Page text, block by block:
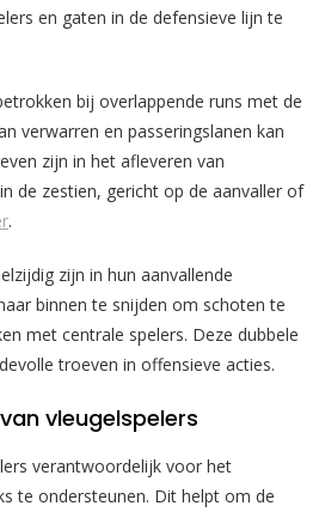
en gaten in de defensieve lijn te
bij overlappende runs met de
verwarren en passeringslanen kan
zijn in het afleveren van
de zestien, gericht op de aanvaller of
.
zijn in hun aanvallende
binnen te snijden om schoten te
met centrale spelers. Deze dubbele
troeven in offensieve acties.
vleugelspelers
verantwoordelijk voor het
te ondersteunen. Dit helpt om de